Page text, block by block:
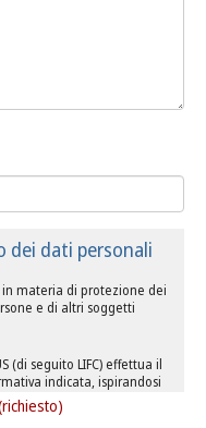
dati personali
in materia di protezione dei
e di altri soggetti
(di seguito LIFC) effettua il
indicata, ispirandosi
e di tutela della
in generale dei soggetti